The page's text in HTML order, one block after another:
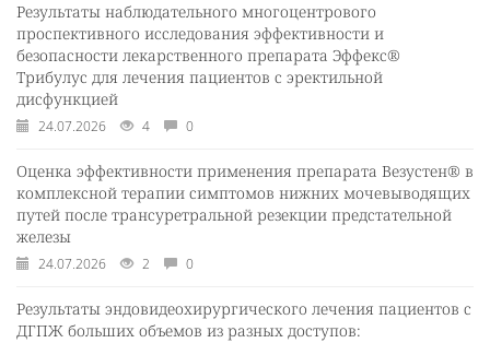
Результаты наблюдательного многоцентрового
проспективного исследования эффективности и
безопасности лекарственного препарата Эффекс®
Трибулус для лечения пациентов с эректильной
дисфункцией
24.07.2026 4 0
Оценка эффективности применения препарата Везустен® в
комплексной терапии симптомов нижних мочевыводящих
путей после трансуретральной резекции предстательной
железы
24.07.2026 2 0
Результаты эндовидеохирургического лечения пациентов с
ДГПЖ больших объемов из разных доступов: